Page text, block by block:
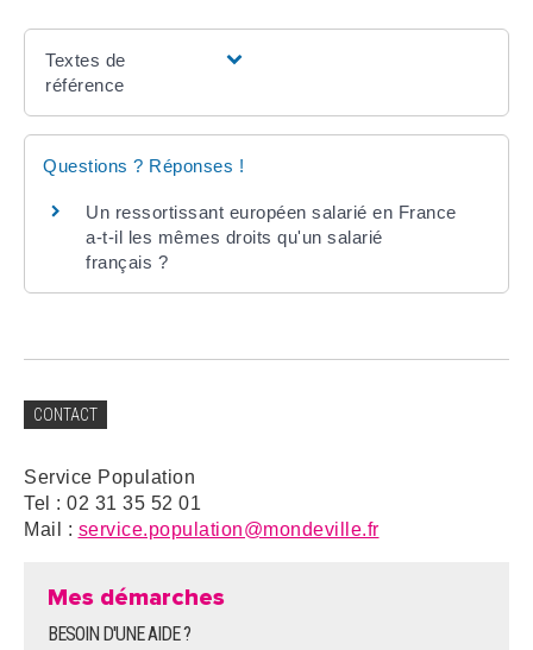
Textes de
référence
Questions ? Réponses !
Un ressortissant européen salarié en France
a-t-il les mêmes droits qu'un salarié
français ?
CONTACT
Service Population
Tel : 02 31 35 52 01
Mail : service.population@mondeville.fr
Mes démarches
BESOIN D'UNE AIDE ?